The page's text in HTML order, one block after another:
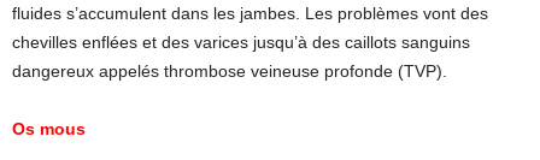
fluides s’accumulent dans les jambes. Les problèmes vont des
chevilles enflées et des varices jusqu’à des caillots sanguins
dangereux appelés thrombose veineuse profonde (TVP).
Os mous